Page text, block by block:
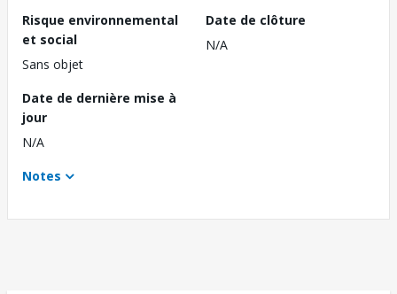
Risque environnemental
et social
Sans objet
Date de clôture
N/A
Date de dernière mise à
jour
N/A
Notes